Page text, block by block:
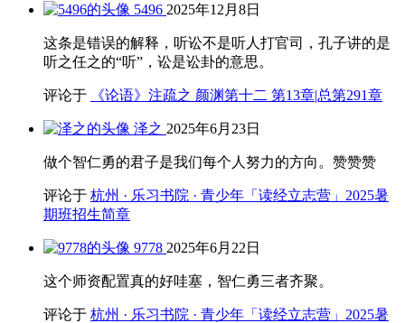
5496 2025年12月8日
这条是错误的解释，听讼不是听人打官司，孔子讲的是
听之任之的“听”，讼是讼卦的意思。
评论于 《论语》注疏之 颜渊第十二 第13章|总第291章
泽之 2025年6月23日
做个智仁勇的君子是我们每个人努力的方向。赞赞赞
评论于 杭州 · 乐习书院 · 青少年「读经立志营」2025暑
期班招生简章
9778 2025年6月22日
这个师资配置真的好哇塞，智仁勇三者齐聚。
评论于 杭州 · 乐习书院 · 青少年「读经立志营」2025暑